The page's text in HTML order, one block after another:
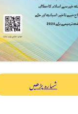
شمارہ پڑھیں